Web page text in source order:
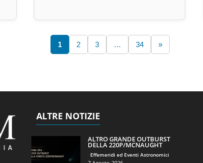
1 2 3 … 34 »
ALTRE NOTIZIE
ALTRO GRANDE OUTBURST
DELLA 220P/MCNAUGHT
Effemeridi ed Eventi Astronomici